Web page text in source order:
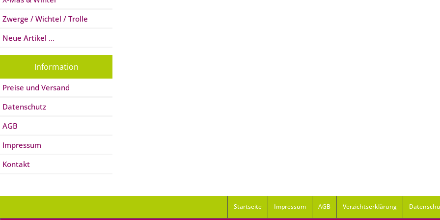
Zwerge / Wichtel / Trolle
Neue Artikel ...
Information
Preise und Versand
Datenschutz
AGB
Impressum
Kontakt
Startseite Impressum AGB Verzichtserklärung